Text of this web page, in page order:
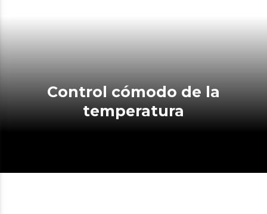
Control cómodo de la
temperatura